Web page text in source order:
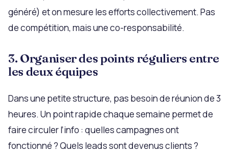
généré) et on mesure les efforts collectivement. Pas
de compétition, mais une co-responsabilité.
3. Organiser des points réguliers entre
les deux équipes
Dans une petite structure, pas besoin de réunion de 3
heures. Un point rapide chaque semaine permet de
faire circuler l’info : quelles campagnes ont
fonctionné ? Quels leads sont devenus clients ?